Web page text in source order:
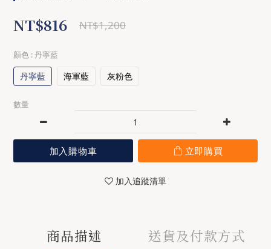
NT$816 NT$1,200
顏色 : 丹寧藍
丹寧藍 海軍藍 灰粉色
數量
加入購物車 立即購買
加入追蹤清單
商品描述 送貨及付款方式